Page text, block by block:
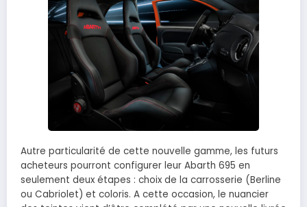
Autre particularité de cette nouvelle gamme, les futurs
acheteurs pourront configurer leur Abarth 695 en
seulement deux étapes : choix de la carrosserie (Berline
ou Cabriolet) et coloris. A cette occasion, le nuancier